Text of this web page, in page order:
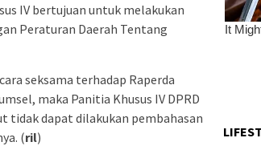
IV bertujuan untuk melakukan
Peraturan Daerah Tentang
seksama terhadap Raperda
maka Panitia Khusus IV DPRD
tidak dapat dilakukan pembahasan
(ril)